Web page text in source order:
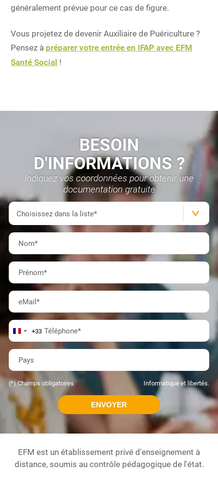
généralement prévue pour ce cas de figure.
Vous projetez de devenir Auxiliaire de Puériculture ?
Pensez à préparer votre entrée en IFAP avec EFM
Santé Social !
BESOIN
D'INFORMATIONS ?
Indiquez vos coordonnées pour obtenir une
documentation gratuite
Formation(s)
Choisissez dans la liste*
Nom*
Prénom*
eMail*
Téléphone *
+33
Pays
(*) Champs obligatoires Informatique et libertés.
EFM est un établissement privé d'enseignement à
distance, soumis au contrôle pédagogique de l'état.